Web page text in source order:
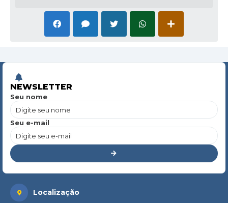
NEWSLETTER
Seu nome
Seu e-mail
Localização